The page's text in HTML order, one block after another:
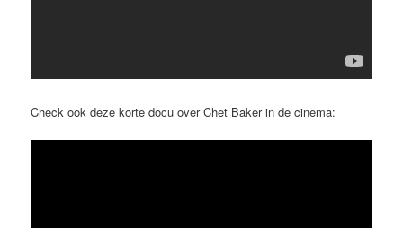
Check ook deze korte docu over Chet Baker in de cinema: